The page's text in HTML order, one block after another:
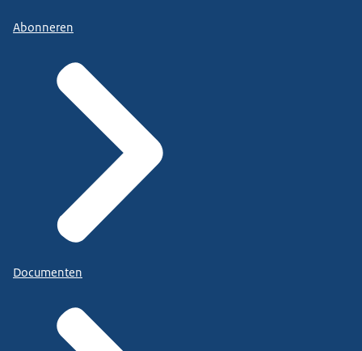
Abonneren
Documenten